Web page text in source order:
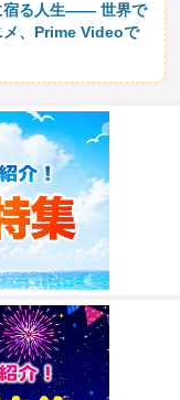
宿る人生―― 世界で
メ、Prime Videoで